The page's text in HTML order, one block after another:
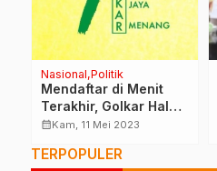
Nasional Politik
Mendaftar di Menit
Terakhir, Golkar Halut
Siap Gaspol Jelang
calendar_monthKam, 11 Mei 2023
TERPOPULER